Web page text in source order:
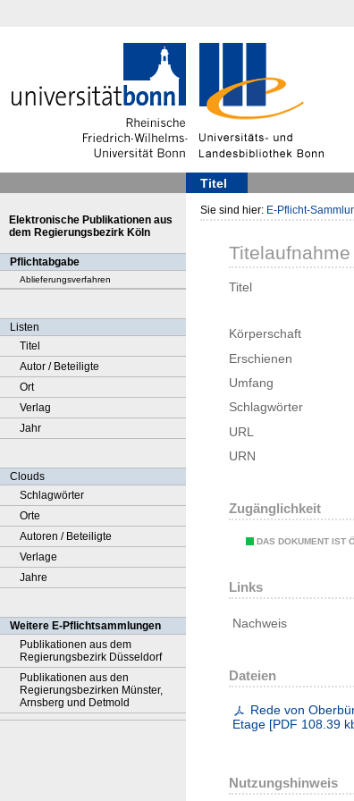
Titel
Elektronische Publikationen aus
dem Regierungsbezirk Köln
Pflichtabgabe
Ablieferungsverfahren
Listen
Titel
Autor / Beteiligte
Ort
Verlag
Jahr
Clouds
Schlagwörter
Orte
Autoren / Beteiligte
Verlage
Jahre
Weitere E-Pflichtsammlungen
Publikationen aus dem
Regierungsbezirk Düsseldorf
Publikationen aus den
Regierungsbezirken Münster,
Arnsberg und Detmold
Sie sind hier: E-Pflicht-
Titelaufnahme
Titel
Körperschaft
Erschienen
Umfang
Schlagwörter
URL
URN
Zugänglichkeit
DAS DOKUMENT IST
Links
Nachweis
Dateien
Rede von
Etage [PDF 108.39
Nutzungshinweis